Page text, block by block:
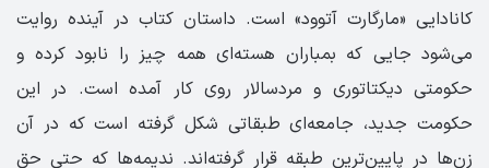
کانادایی «مارگارت آتوود»‌ است. داستان کتاب در آینده روایت
می‌شود جایی که بمباران هسته‌ای همه چیز را نابود کرده و
حکومتی دیکتاتوری و مردسالار روی کار آمده است. در این
حکومت جدید، جامعه‌ای طبقاتی شکل گرفته است که در آن
زن‌ها در پایین‌ترین طبقه قرار گرفته‌اند. ندیمه‌ها که حتی حق